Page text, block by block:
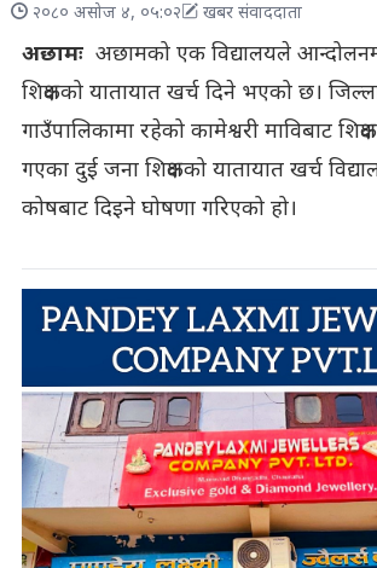
२०८० असोज ४, ०५:०२ खबर संवाददाता
अछामः अछामको एक विद्यालयले
शिक्षकको यातायात खर्च दिने भएको छ।
गाउँपालिकामा रहेको कामेश्वरी माविबाट
गएका दुई जना शिक्षकको यातायात खर्च
कोषबाट दिइने घोषणा गरिएको हो।